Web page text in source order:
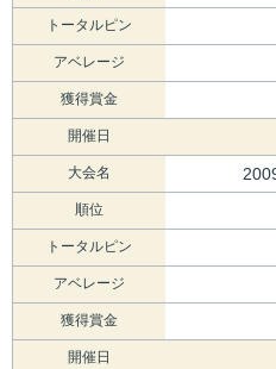
トータルピン
アベレージ
獲得賞金
開催日
大会名
順位
トータルピン
アベレージ
獲得賞金
開催日